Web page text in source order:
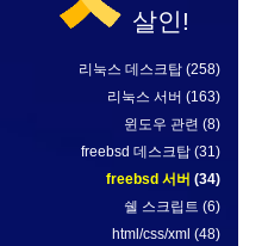
살인!
리눅스 데스크탑 (258)
리눅스 서버 (163)
윈도우 관련 (8)
freebsd 데스크탑 (31)
freebsd 서버 (34)
쉘 스크립트 (6)
html/css/xml (48)